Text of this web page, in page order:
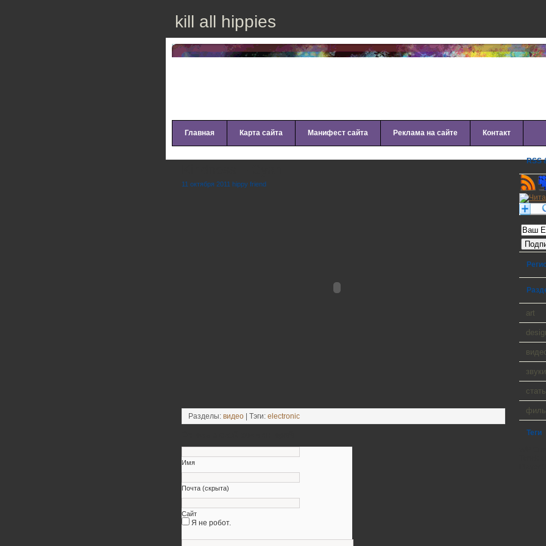
kill all hippies
Главная Карта сайта Манифест сайта Реклама на сайте Контакт
11 октября 2011 hippy friend
Разделы: видео | Тэги: electronic
Имя
Почта (скрыта)
Сайт
Я не робот.
RSS
art
звуки
Теги